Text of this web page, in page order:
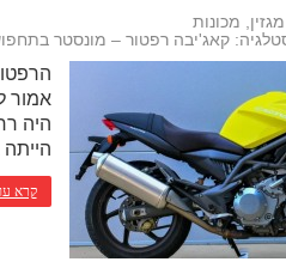
מגזין, מכונות
קאג'יבה רפטור – מונסטר
אמור
היה
קרא